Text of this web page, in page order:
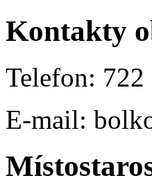
Kontakty
Telefon: 722
E-mail: